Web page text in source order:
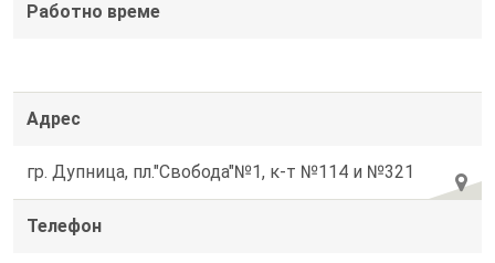
Работно време
Адрес
гр. Дупница, пл."Свобода"№1, к-т №114 и №321
Телефон